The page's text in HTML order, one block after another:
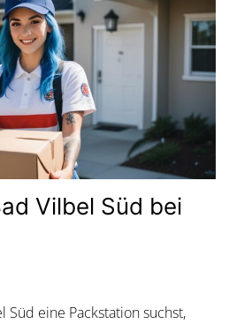
Vilbel Süd bei
eine Packstation suchst,